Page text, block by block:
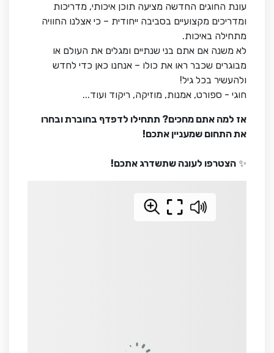
עונת החוגים החדשה מציעה תוכן איכותי, מדריכות
ומדריכים מקצועיים בסביבה ייחודית – כי אצלנו החוויה
מתחילה באיכות.
לא משנה אם אתם בני שנתיים ומגלים את העולם או
מבוגרים שכבר ראו את כולו – אנחנו כאן כדי לחדש
ולהעשיר בכל גיל!
חוגי - ספורט, אמנות, מוזיקה, ריקוד ועוד...
אז למה אתם מחכים? תתחילו לדפדף בחוברת ובחרו
את התחום שמעניין אתכם!
✨ הצטרפו לעונה שתשדרג אתכם!